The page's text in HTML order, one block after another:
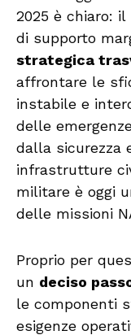
2025 è chiaro:
di supporto
strategica
affrontare le
instabile e
delle
dalla sicurezza
infrastrutture
militare è oggi
delle missioni
Proprio per
un deciso
le componenti
esigenze